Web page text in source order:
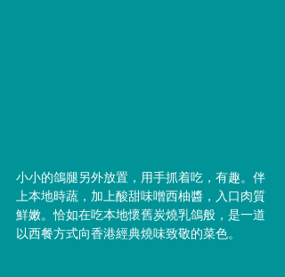
小小的鴿腿另外放置，用手抓着吃，有趣。伴
上本地時蔬，加上酸甜味噌西柚醬，入口肉質
鮮嫩。恰如在吃本地懷舊炭燒乳鴿般，是一道
以西餐方式向香港經典燒味致敬的菜色。